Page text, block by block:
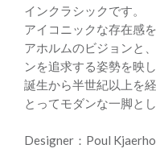
インクラシックです。
アイコニックな存在感
アホルムのビジョンと
ンを追求する姿勢を映
誕生から半世紀以上を
とってモダンな一脚と
Designer：Poul